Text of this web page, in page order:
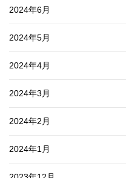
2024年6月
2024年5月
2024年4月
2024年3月
2024年2月
2024年1月